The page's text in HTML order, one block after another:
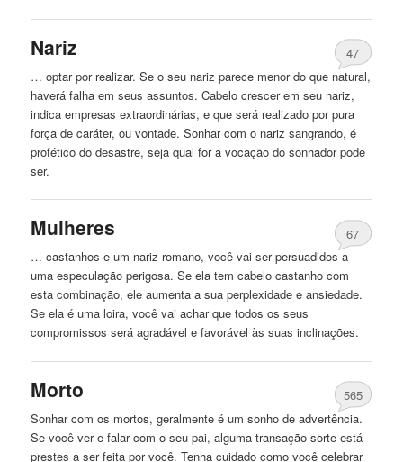
Nariz
47
… optar por realizar. Se o seu nariz parece menor do que natural,
haverá falha em seus assuntos.Cabelo crescer em seu nariz,
indica empresas extraordinárias, e que será realizado por pura
força de caráter, ou vontade. Sonhar com o nariz sangrando, é
profético do desastre, seja qual for a vocação do sonhador pode
ser.
Mulheres
67
… castanhos e um nariz romano, você vai ser persuadidos a
uma especulação perigosa. Se ela temcabelo castanho com
esta combinação, ele aumenta a sua perplexidade e ansiedade.
Se ela é uma loira, você vai achar que todos os seus
compromissos será agradável e favorável às suas inclinações.
Morto
565
Sonhar com os mortos, geralmente é um sonho de advertência.
Se você ver e falar com o seu pai, alguma transação sorte está
prestes a ser feita por você. Tenha cuidado como você celebrar